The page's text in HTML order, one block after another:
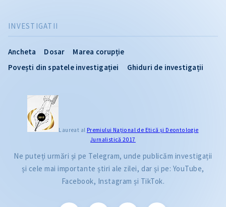
INVESTIGATII
Ancheta Dosar
Marea corupție
Povești din spatele investigației
Ghiduri de investigații
Laureat al Premiului Naţional de Etică și Deontologie
Jurnalistică 2017
Ne puteți urmări și pe Telegram, unde publicăm investigații
și cele mai importante știri ale zilei, dar și pe: YouTube,
Facebook, Instagram și TikTok.